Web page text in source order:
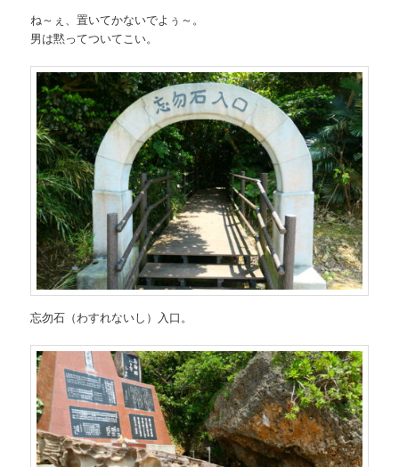
ね～ぇ、置いてかないでよぅ～。
男は黙ってついてこい。
忘勿石（わすれないし）入口。